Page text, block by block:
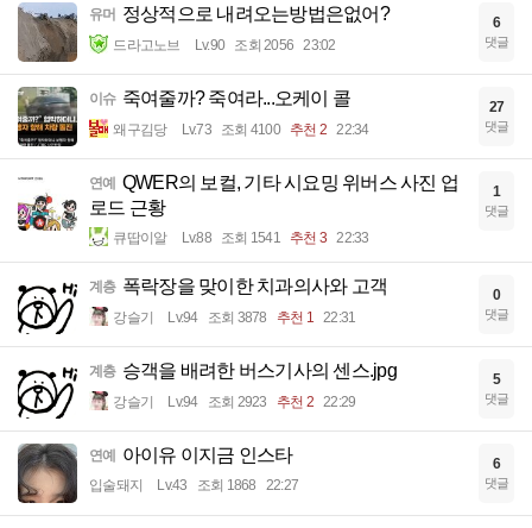
유머 정상적으로 내려오는방법은없어?
드라고노브 Lv.90 조회 2056 23:02
6
댓글
이슈 죽여줄까? 죽여라...오케이 콜
왜구김당 Lv.73 조회 4100 추천 2 22:34
27
댓글
연예
QWER의 보컬, 기타 시요밍 위버스 사진 업
로드 근황
큐땁이알 Lv.88 조회 1541 추천 3 22:33
1
댓글
계층 폭락장을 맞이한 치과의사와 고객
강슬기 Lv.94 조회 3878 추천 1 22:31
0
댓글
계층 승객을 배려한 버스기사의 센스.jpg
강슬기 Lv.94 조회 2923 추천 2 22:29
5
댓글
연예 아이유 이지금 인스타
입술돼지 Lv.43 조회 1868 22:27
6
댓글